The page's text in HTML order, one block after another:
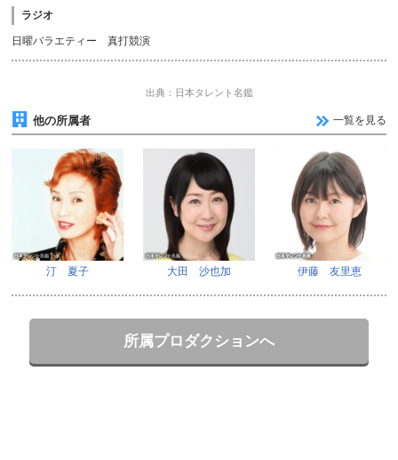
ラジオ
日曜バラエティー 真打競演
出典：日本タレント名鑑
他の所属者 一覧を見る
汀 夏子 大田 沙也加 伊藤 友里恵
所属プロダクションへ